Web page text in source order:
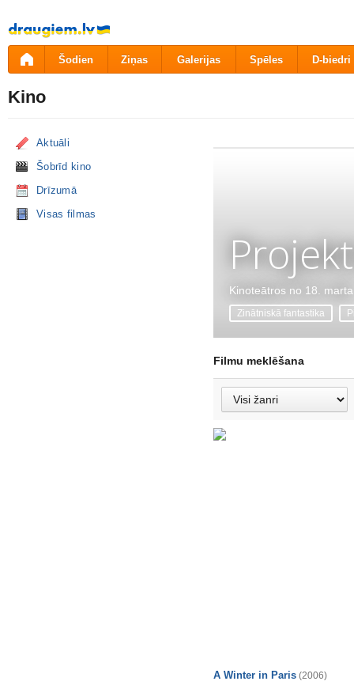
Pāriet
uz
saturu
Šodien Ziņas Galerijas Spēles D-biedri
Kino
Aktuāli
Šobrīd kino
Drīzumā
Visas filmas
Kinoteātros no 18. marta
Zinātniskā fantastika
Filmu meklēšana
A Winter in Paris (2006)